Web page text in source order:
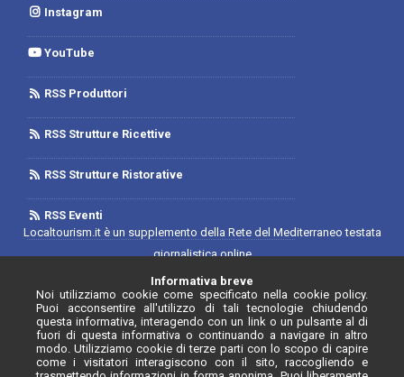
Instagram
YouTube
RSS Produttori
RSS Strutture Ricettive
RSS Strutture Ristorative
RSS Eventi
Localtourism.it è un supplemento della Rete del Mediterraneo testata
giornalistica online
Trib. di Foggia n.1893/2019 - Reg. 2/2019- Rete del Mediterraneo
Contratto di Rete Editore
Direttore Responsabile: Luca D'Andrea
Iscrizione Registro degli Operatori di Comunicazione N. 34646 con
provvedimento n. 55 del 20/07/2020
Informativa breve
Noi utilizziamo cookie come specificato nella cookie policy.
Puoi acconsentire all'utilizzo di tali tecnologie chiudendo
questa informativa, interagendo con un link o un pulsante al di
fuori di questa informativa o continuando a navigare in altro
modo. Utilizziamo cookie di terze parti con lo scopo di capire
come i visitatori interagiscono con il sito, raccogliendo e